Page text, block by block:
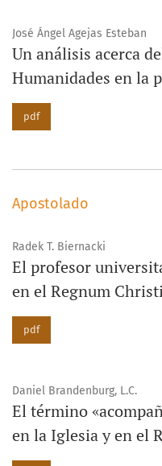
José Ángel Agejas Esteban
Un análisis acerca
Humanidades en la
pdf
Apostolado
Radek T. Biernacki
El profesor
en el Regnum
pdf
Daniel Brandenburg, L.C.
El término
en la Iglesia y en el